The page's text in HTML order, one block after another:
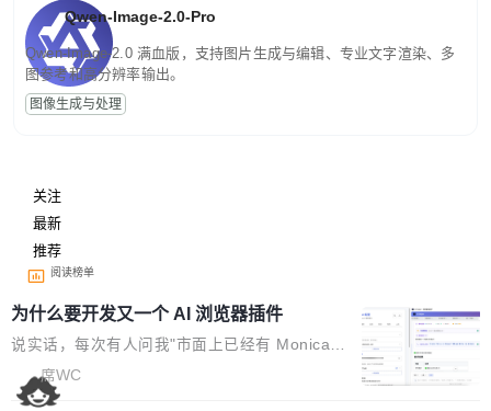
Qwen-Image-2.0-Pro
Qwen-Image-2.0 满血版，支持图片生成与编辑、专业文字渲染、多
图参考和高分辨率输出。
图像生成与处理
关注
最新
推荐
阅读榜单
为什么要开发又一个 AI 浏览器插件
说实话，每次有人问我"市面上已经有 Monica、
Sider、Copilot for Chrome 这些 AI 浏览器插件
了，你为什么还要再做一个"，我都觉得这个问题
席WC